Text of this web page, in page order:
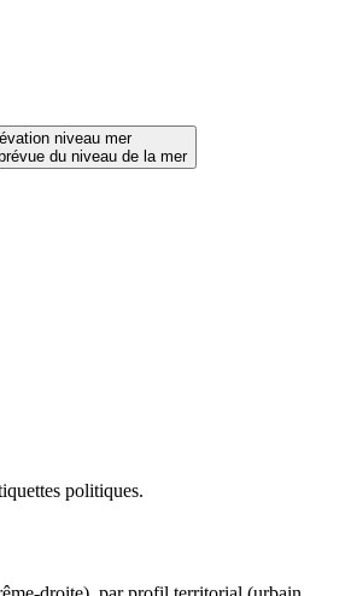
niveau mer
du niveau de la mer
politiques.